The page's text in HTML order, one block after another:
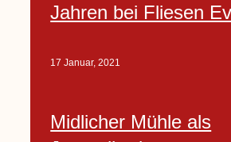
Jahren bei Fliesen
17 Januar, 2021
Midlicher Mühle als